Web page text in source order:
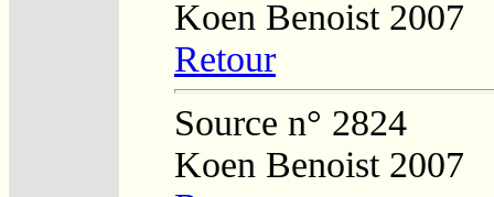
Koen Benoist 2007
Retour
Source n° 2824
Koen Benoist 2007